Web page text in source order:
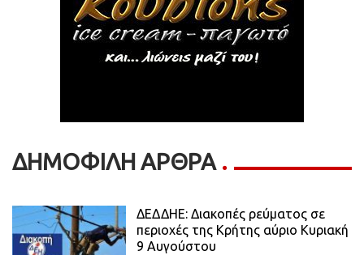
ΔΗΜΟΦΙΛΗ ΑΡΘΡΑ
ΔΕΔΔΗΕ: Διακοπές ρεύματος σε
περιοχές της Κρήτης αύριο Κυριακή
9 Αυγούστου